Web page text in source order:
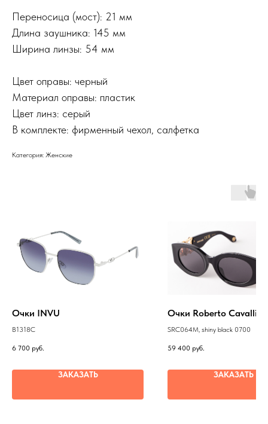
Переносица (мост): 21 мм
Длина заушника: 145 мм
Ширина линзы: 54 мм
Цвет оправы: черный
Материал оправы: пластик
Цвет линз: серый
В комплекте: фирменный чехол, салфетка
Категория: Женские
Очки INVU
B1318C
6 700 руб.
ЗАКАЗАТЬ
Очки Roberto Cavalli
SRC064M, shiny black 0700
59 400 руб.
ЗАКАЗАТЬ